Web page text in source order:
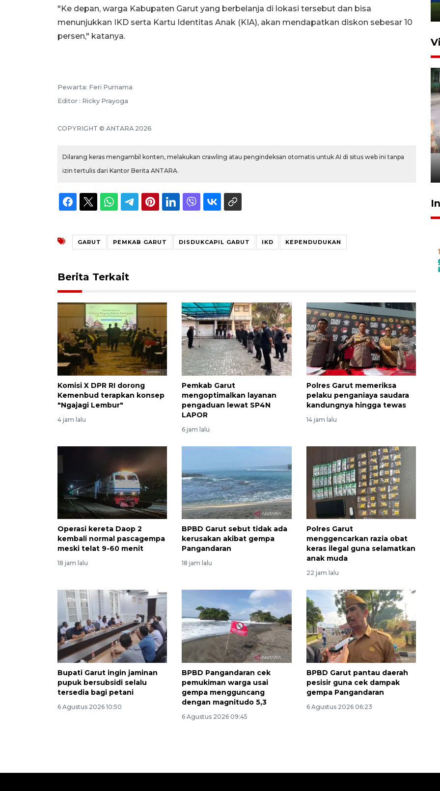
"Ke depan, warga Kabupaten Garut yang berbelanja di lokasi tersebut dan bisa
menunjukkan IKD serta Kartu Identitas Anak (KIA), akan mendapatkan diskon sebesar 10
persen," katanya.
Pewarta: Feri Purnama
Editor : Ricky Prayoga
COPYRIGHT © ANTARA 2026
Dilarang keras mengambil konten, melakukan crawling atau pengindeksan otomatis untuk AI di situs web ini tanpa
izin tertulis dari Kantor Berita ANTARA.
GARUT PEMKAB GARUT DISDUKCAPIL GARUT IKD KEPENDUDUKAN
Berita Terkait
Komisi X DPR RI dorong
Kemenbud terapkan konsep
"Ngajagi Lembur"
4 jam lalu
Pemkab Garut
mengoptimalkan layanan
pengaduan lewat SP4N
LAPOR
6 jam lalu
Polres Garut memeriksa
pelaku penganiaya saudara
kandungnya hingga tewas
14 jam lalu
Operasi kereta Daop 2
kembali normal pascagempa
meski telat 9-60 menit
18 jam lalu
BPBD Garut sebut tidak ada
kerusakan akibat gempa
Pangandaran
18 jam lalu
Polres Garut
menggencarkan razia obat
keras ilegal guna selamatkan
anak muda
22 jam lalu
Bupati Garut ingin jaminan
pupuk bersubsidi selalu
tersedia bagi petani
6 Agustus 2026 10:50
BPBD Pangandaran cek
pemukiman warga usai
gempa mengguncang
dengan magnitudo 5,3
6 Agustus 2026 09:45
BPBD Garut pantau daerah
pesisir guna cek dampak
gempa Pangandaran
6 Agustus 2026 06:23
31 Juli 2026 18:01
penegak hukum
Vaksin HPV untuk siswa laki-
laki
2026-08-06 06:30:00